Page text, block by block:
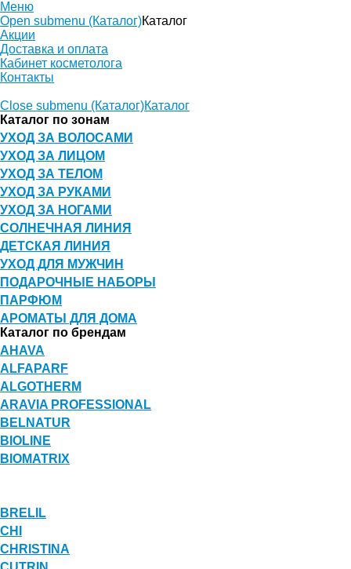
Меню
Open submenu (Каталог)Каталог
Акции
Доставка и оплата
Кабинет косметолога
Контакты
Close submenu (Каталог)Каталог
Каталог по зонам
УХОД ЗА ВОЛОСАМИ
УХОД ЗА ЛИЦОМ
УХОД ЗА ТЕЛОМ
УХОД ЗА РУКАМИ
УХОД ЗА НОГАМИ
СОЛНЕЧНАЯ ЛИНИЯ
ДЕТСКАЯ ЛИНИЯ
УХОД ДЛЯ МУЖЧИН
ПОДАРОЧНЫЕ НАБОРЫ
ПАРФЮМ
АРОМАТЫ ДЛЯ ДОМА
Каталог по брендам
AHAVA
ALFAPARF
ALGOTHERM
ARAVIA PROFESSIONAL
BELNATUR
BIOLINE
BIOMATRIX
BRELIL
CHI
CHRISTINA